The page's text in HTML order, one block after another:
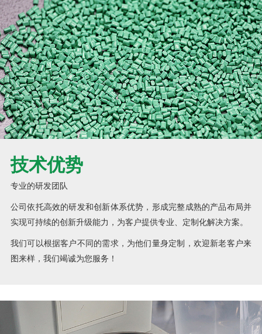
技术优势
专业的研发团队
公司依托高效的研发和创新体系优势，形成完整成熟的产品布局并
实现可持续的创新升级能力，为客户提供专业、定制化解决方案。
我们可以根据客户不同的需求，为他们量身定制，欢迎新老客户来
图来样，我们竭诚为您服务！